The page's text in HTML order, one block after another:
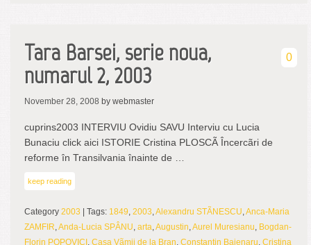
Tara Barsei, serie noua,
numarul 2, 2003
0
November 28, 2008 by webmaster
cuprins2003 INTERVIU Ovidiu SAVU Interviu cu Lucia
Bunaciu click aici ISTORIE Cristina PLOSCÃ Încercãri de
reforme în Transilvania înainte de …
keep reading
Category 2003 | Tags: 1849, 2003,Alexandru STÃNESCU,Anca-Maria
ZAMFIR,Anda-Lucia SPÂNU, arta,Augustin,Aurel Muresianu, Bogdan-
Florin POPOVICI , Casa Vãmii de la Bran, Constantin Bajenaru, Cristina